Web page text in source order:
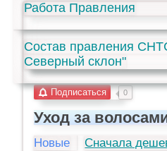
Работа Правления
Состав правления
Северный склон"
Подписаться 0
Уход за
Новые
Сначала